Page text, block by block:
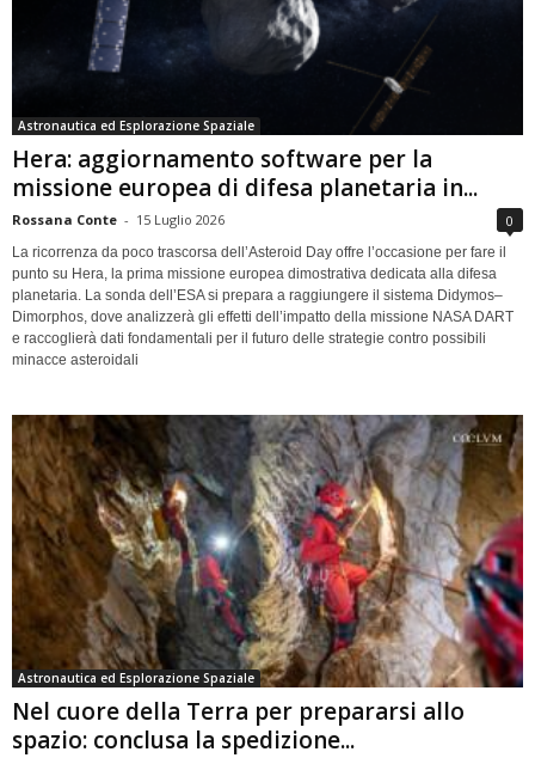
Astronautica ed Esplorazione Spaziale
Hera: aggiornamento software per la
missione europea di difesa planetaria in...
Rossana Conte - 15 Luglio 2026 0
La ricorrenza da poco trascorsa dell’Asteroid Day offre l’occasione per fare il
punto su Hera, la prima missione europea dimostrativa dedicata alla difesa
planetaria. La sonda dell’ESA si prepara a raggiungere il sistema Didymos–
Dimorphos, dove analizzerà gli effetti dell’impatto della missione NASA DART
e raccoglierà dati fondamentali per il futuro delle strategie contro possibili
minacce asteroidali
Astronautica ed Esplorazione Spaziale
Nel cuore della Terra per prepararsi allo
spazio: conclusa la spedizione...